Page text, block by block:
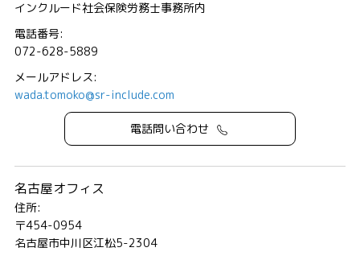
インクルード社会保険労務士事務所内
電話番号:
072-628-5889
メールアドレス:
wada.tomoko@sr-include.com
電話問い合わせ
名古屋オフィス
住所:
〒454-0954
名古屋市中川区江松5-2304